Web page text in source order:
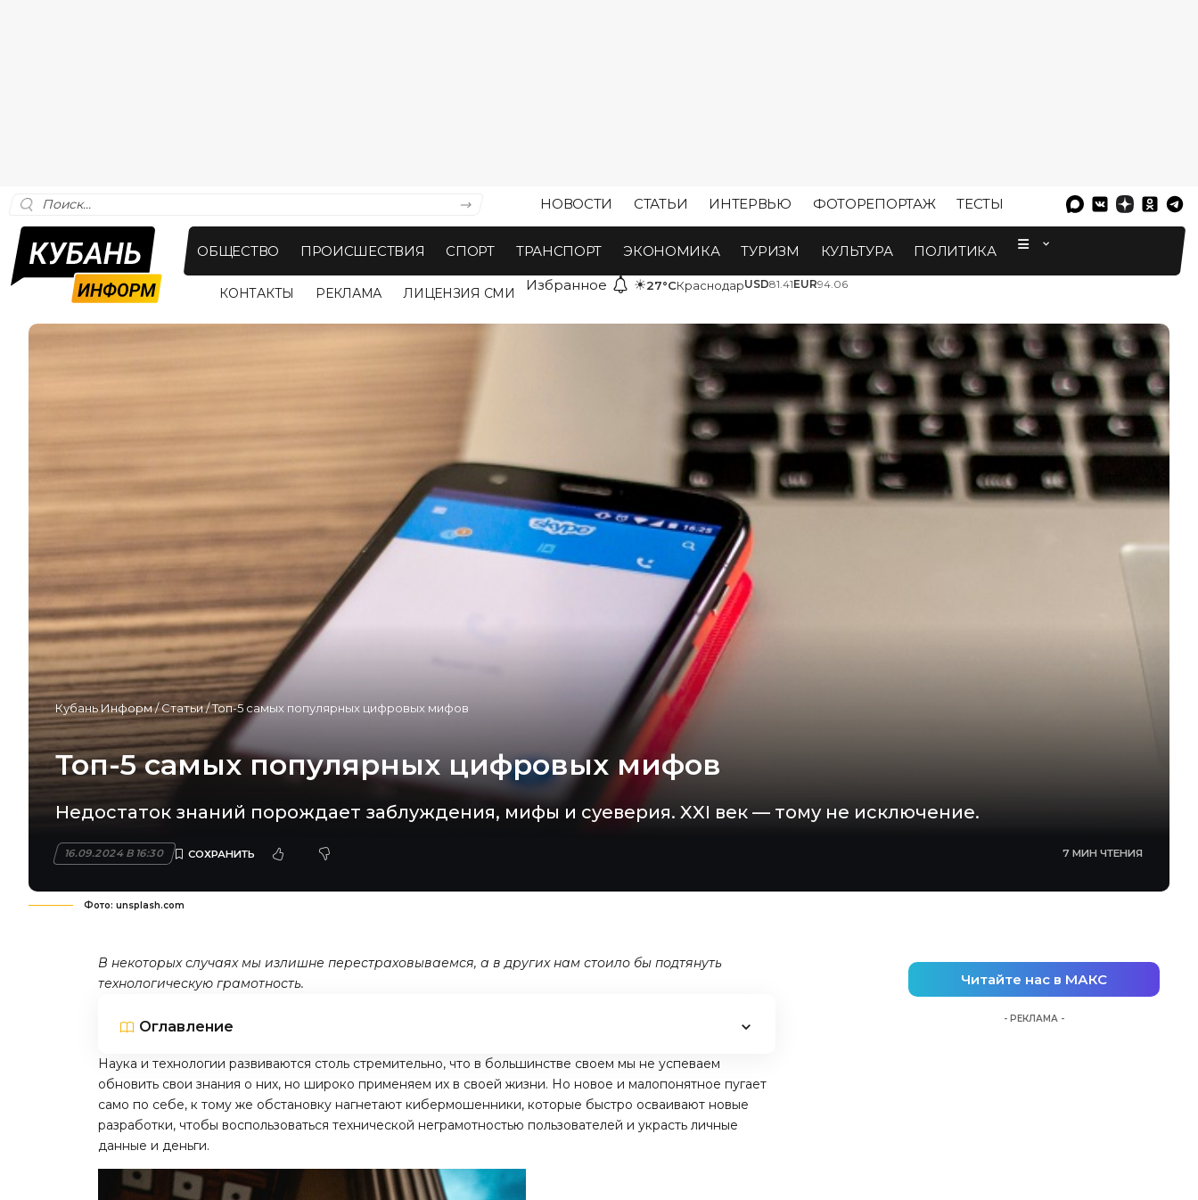
НОВОСТИ СТАТЬИ ИНТЕРВЬЮ ФОТОРЕПОРТАЖ ТЕСТЫ
ОБЩЕСТВО ПРОИСШЕСТВИЯ СПОРТ ТРАНСПОРТ ЭКОНОМИКА ТУРИЗМ КУЛЬТУРА ПОЛИТИКА
КОНТАКТЫ РЕКЛАМА ЛИЦЕНЗИЯ СМИ Избранное ☀27°CКраснодарUSD81.41EUR94.06
Кубань Информ/Статьи/Топ-5 самых популярных цифровых мифов
Топ-5 самых популярных цифровых мифов
Недостаток знаний порождает заблуждения, мифы и суеверия. XXI век — тому не исключение.
16.09.2024 В 16:30 7 МИН ЧТЕНИЯ
Фото: unsplash.com
В некоторых случаях мы излишне перестраховываемся, а в других нам стоило бы подтянуть
технологическую грамотность.
Оглавление
Наука и технологии развиваются столь стремительно, что в большинстве своем мы не успеваем
обновить свои знания о них, но широко применяем их в своей жизни. Но новое и малопонятное пугает
само по себе, к тому же обстановку нагнетают кибермошенники, которые быстро осваивают новые
разработки, чтобы воспользоваться технической неграмотностью пользователей и украсть личные
данные и деньги.
Читайте нас в МАКС
- РЕКЛАМА -